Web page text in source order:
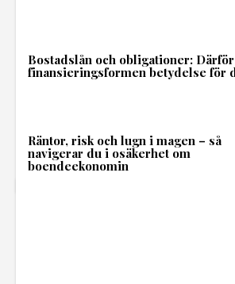
Bostadslån och obligationer:
finansieringsformen betydelse för
Räntor, risk och lugn i magen – så
navigerar du i osäkerhet om
boendeekonomin